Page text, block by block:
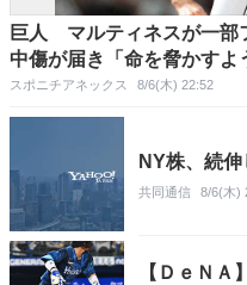
巨人 マルティネスが一
中傷が届き「命を脅かすよ
スポニチアネックス 8/6(木) 22:52
NY株、続
共同通信 8/6(木)
【ＤｅＮ